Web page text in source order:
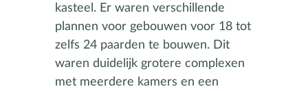
kasteel. Er waren verschillende
plannen voor gebouwen voor 18 tot
zelfs 24 paarden te bouwen. Dit
waren duidelijk grotere complexen
met meerdere kamers en een